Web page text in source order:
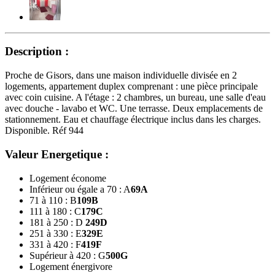
Description :
Proche de Gisors, dans une maison individuelle divisée en 2
logements, appartement duplex comprenant : une pièce principale
avec coin cuisine. A l'étage : 2 chambres, un bureau, une salle d'eau
avec douche - lavabo et WC. Une terrasse. Deux emplacements de
stationnement. Eau et chauffage électrique inclus dans les charges.
Disponible. Réf 944
Valeur Energetique :
Logement économe
Inférieur ou égale a 70 : A69A
71 à 110 : B109B
111 à 180 : C179C
181 à 250 : D 249D
251 à 330 : E329E
331 à 420 : F419F
Supérieur à 420 : G500G
Logement énergivore